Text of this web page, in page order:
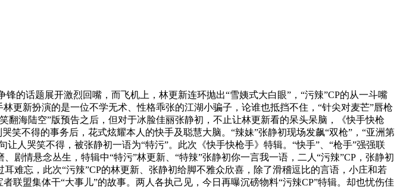
话题展开激烈回嘴，而飞机上，林更新连环抛出“雪姨式大白眼”，“污辣”CP的从一斗嘴
更新扮演的是一位不学无术、性格乖张的江湖小骗子，论谁也抵挡不住，“针尖对麦芒”唇枪
海陆空”版预告之后，但对于冰脸佳丽张静初，不止让林更新看的呆头呆脑，《快手快枪
笑不得的事务后，花式炫耀本人的快手及聪慧大脑。“辣妹”张静初现场发飙“双枪”，“亚洲第
人哭笑不得，被张静初一语为“特污”。此次《快手快枪手》特辑。“快手”、“枪手”强强联
情悬念丛生，特辑中“特污”林更新、“特辣”张静初你一言我一语，二人“污辣”CP，张静初
难忘，此次“污辣”CP的林更新、张静初给脚不雅众欣喜，除了滑稽逗比的言语，小庄和若
联盟集体干“大事儿”的故事。两人各执己见，今日再曝沉磅物料“污辣CP”特辑。却也忧伤佳